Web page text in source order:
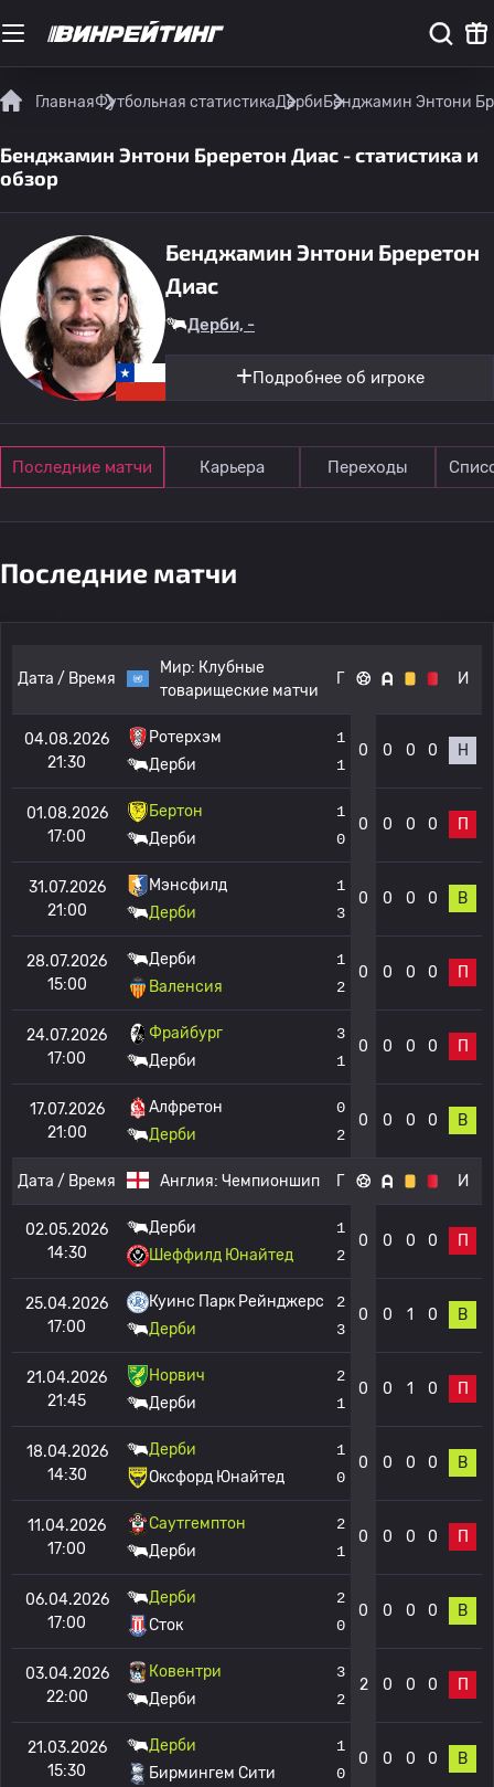
ГлавнаяФутбольная статистикаДербиБенджамин Энтони
Бенджамин Энтони Бреретон Диас - статистика и
обзор
Бенджамин Энтони Бреретон
Диас
Дерби, -
Подробнее об игроке
Последние матчи Карьера Переходы
Последние матчи
Дата / Время
Мир: Клубные
товарищеские матчи
Г И
04.08.2026
21:30
Ротерхэм
Дерби
1
1
0 0 0 0 Н
01.08.2026
17:00
Бертон
Дерби
1
0
0 0 0 0 П
31.07.2026
21:00
Мэнсфилд
Дерби
1
3
0 0 0 0 В
28.07.2026
15:00
Дерби
Валенсия
1
2
0 0 0 0 П
24.07.2026
17:00
Фрайбург
Дерби
3
1
0 0 0 0 П
17.07.2026
21:00
Алфретон
Дерби
0
2
0 0 0 0 В
Дата / Время Англия: Чемпионшип Г И
02.05.2026
14:30
Дерби
Шеффилд Юнайтед
1
2
0 0 0 0 П
25.04.2026
17:00
Куинс Парк Рейнджерс
Дерби
2
3
0 0 1 0 В
21.04.2026
21:45
Норвич
Дерби
2
1
0 0 1 0 П
18.04.2026
14:30
Дерби
Оксфорд Юнайтед
1
0
0 0 0 0 В
11.04.2026
17:00
Саутгемптон
Дерби
2
1
0 0 0 0 П
06.04.2026
17:00
Дерби
Сток
2
0
0 0 0 0 В
03.04.2026
22:00
Ковентри
Дерби
3
2
2 0 0 0 П
21.03.2026
15:30
Дерби
Бирмингем Сити
1
0
0 0 0 0 В